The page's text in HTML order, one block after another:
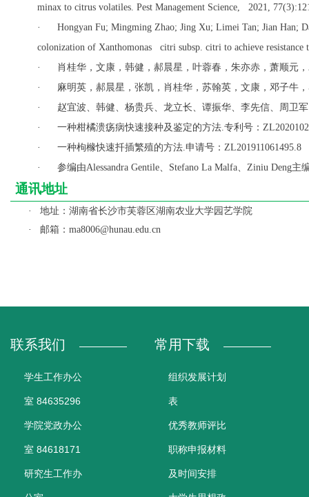
minax to citrus volatiles. Pest Management Science, 2021,
·
Hongyan Fu; Mingming Zhao; Jing Xu; Limei Tan; Jian
colonization of Xanthomonas citri subsp. citri to achieve
·
肖桂华，文康，韩健，郝晨星，叶蓉春，朱亦赤，萧顺元
· 麻明英，郝晨星，张凯，肖桂华，苏翰英，文康，邓子牛
· 赵宜波、韩健、杨贵兵、龙立长、谭振华、李先信、周卫
· 一种柑橘溃疡病快速接种及鉴定的方法.专利号：
·
一种枸橼快速扦插繁殖的方法.申请号： ZL201911061495.8
·
参编由Alessandra Gentile Stefano La Malfa Ziniu Deng主
通讯地址
· 地址：湖南省长沙市芙蓉区湖南农业大学园艺学院
· 邮箱： ma8006@hunau.edu.cn
联系我们
学生工作办公
室 84635296
学院党政办公
室 84618171
研究生工作办
常用下载
组织发展计划
表
优秀教师评比
职称申报材料
及时间安排